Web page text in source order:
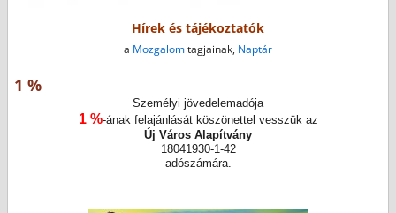
Hírek és tájékoztatók
a Mozgalomtagjainak, Naptár
1 %
Személyi jövedelemadója
1 %-ának felajánlását köszönettel vesszük az
Új Város Alapítvány
18041930-1-42
adószámára.